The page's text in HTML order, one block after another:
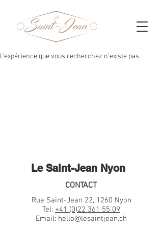
L'expérience que vous recherchez n'existe pas.
Le Saint-Jean Nyon
CONTACT
Rue Saint-Jean 22, 1260 Nyon
Tel: +41 (0)22 361 55 09
Email: hello@lesaintjean.ch